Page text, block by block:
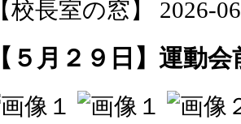
【校長室の窓】 2026-
【５月２９日】運動